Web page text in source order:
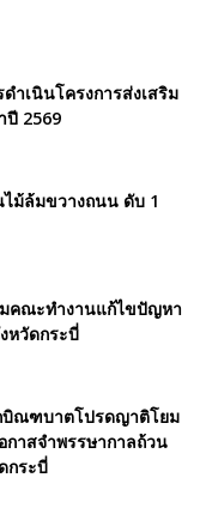
ำเนินโครงการส่งเสริม
ปี 2569
ม้ล้มขวางถนน ดับ 1
คณะทำงานแก้ไขปัญหา
หวัดกระบี่
บิณฑบาตโปรดญาติโยม
กาสจำพรรษากาลถ้วน
กระบี่